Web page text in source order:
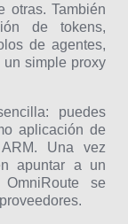
otras. También
de tokens,
de agentes,
simple proxy
puedes
aplicación de
Una vez
apuntar a un
se